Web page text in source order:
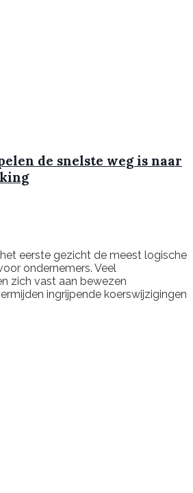
de snelste weg is naar
eerste gezicht de meest logische
ondernemers. Veel
zich vast aan bewezen
ingrijpende koerswijzigingen